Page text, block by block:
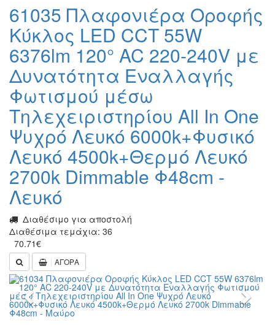
61035 Πλαφονιέρα Οροφής
Κύκλος LED CCT 55W
6376lm 120° AC 220-240V με
Δυνατότητα Εναλλαγής
Φωτισμού μέσω
Τηλεχειριστηρίου All In One
Ψυχρό Λευκό 6000k+Φυσικό
Λευκό 4500k+Θερμό Λευκό
2700k Dimmable Φ48cm -
Λευκό
Διαθέσιμο για αποστολή
Διαθέσιμα τεμάχια: 36
70.71€
ΑΓΟΡΑ
Previous Next